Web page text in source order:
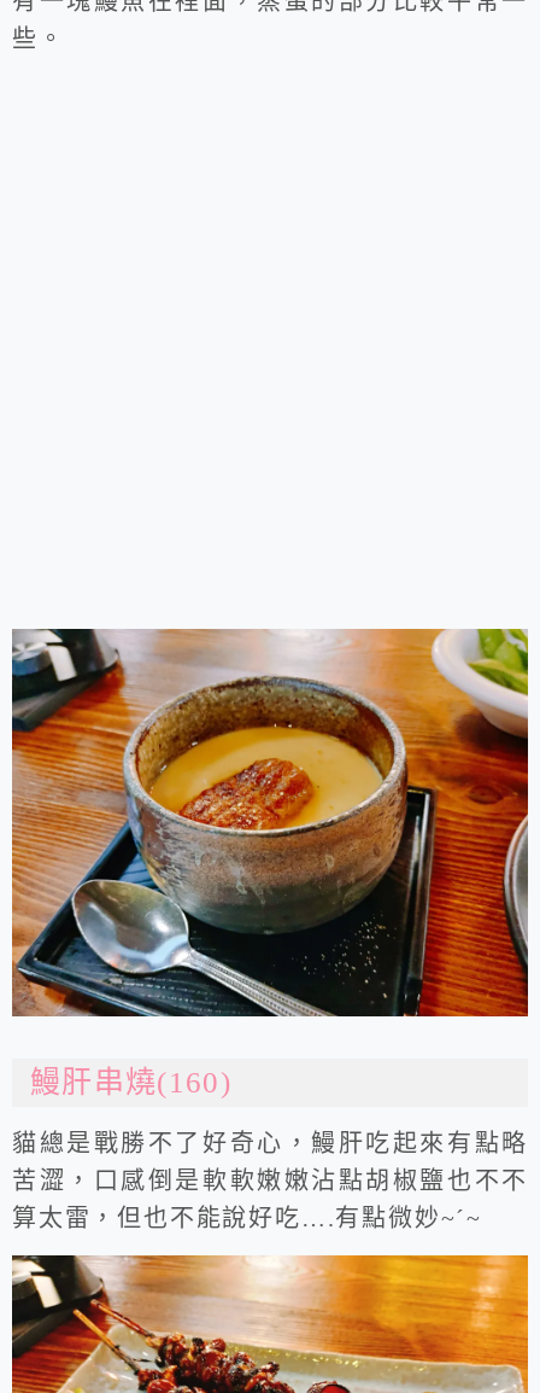
些。
鰻肝串燒(160)
貓總是戰勝不了好奇心，鰻肝吃起來有點略
苦澀，口感倒是軟軟嫩嫩沾點胡椒鹽也不不
算太雷，但也不能說好吃….有點微妙~ˊ~